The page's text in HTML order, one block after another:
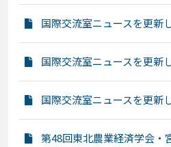
国際交流室ニュースを更新
国際交流室ニュースを更新
国際交流室ニュースを更新
第48回東北農業経済学会・